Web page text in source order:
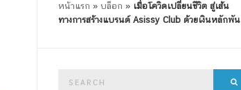
หน้าแรก » บล็อก » เมื่อโควิดเปลี่ยนชีวิต สู่เส้น
ทางการสร้างแบรนด์ Asissy Club ด้วยเงินหลักพัน